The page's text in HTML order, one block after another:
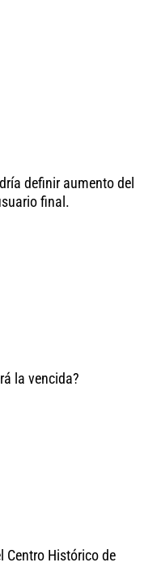
definir aumento del
final.
la vencida?
Centro Histórico de